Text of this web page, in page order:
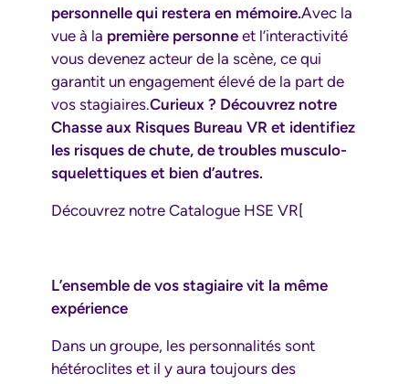
personnelle qui restera en mémoire.Avec la
vue à la première personne et l’interactivité
vous devenez acteur de la scène, ce qui
garantit un engagement élevé de la part de
vos stagiaires.Curieux ? Découvrez notre
Chasse aux Risques Bureau VR et identifiez
les risques de chute, de troubles musculo-
squelettiques et bien d’autres.
Découvrez notre Catalogue HSE VR[
L’ensemble de vos stagiaire vit la même
expérience
Dans un groupe, les personnalités sont
hétéroclites et il y aura toujours des